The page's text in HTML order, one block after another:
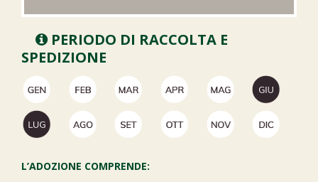
PERIODO DI RACCOLTA E
SPEDIZIONE
L’ADOZIONE COMPRENDE: